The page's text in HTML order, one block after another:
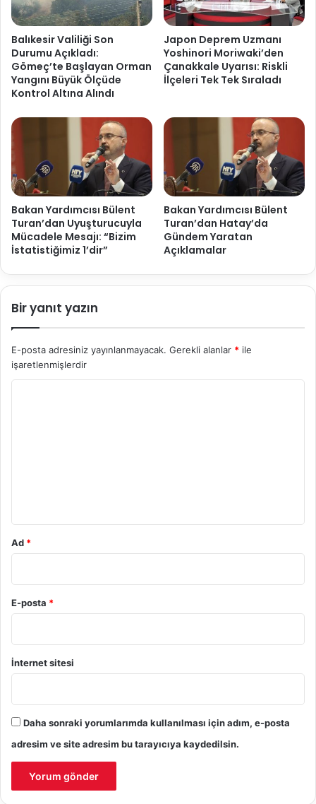
Balıkesir Valiliği Son
Durumu Açıkladı:
Gömeç’te Başlayan Orman
Yangını Büyük Ölçüde
Kontrol Altına Alındı
Japon Deprem Uzmanı
Yoshinori Moriwaki’den
Çanakkale Uyarısı: Riskli
İlçeleri Tek Tek Sıraladı
Bakan Yardımcısı Bülent
Turan’dan Uyuşturucuyla
Mücadele Mesajı: “Bizim
İstatistiğimiz 1’dir”
Bakan Yardımcısı Bülent
Turan’dan Hatay’da
Gündem Yaratan
Açıklamalar
Bir yanıt yazın
E-posta adresiniz yayınlanmayacak. Gerekli alanlar * ile
işaretlenmişlerdir
Ad *
E-posta *
İnternet sitesi
Daha sonraki yorumlarımda kullanılması için adım, e-posta
adresim ve site adresim bu tarayıcıya kaydedilsin.